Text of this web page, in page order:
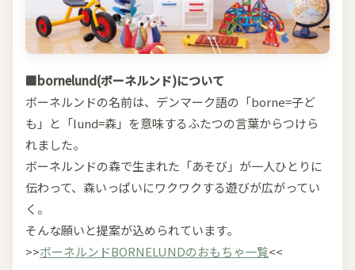
■bornelund(ボーネルンド)について
ボーネルンドの名前は、デンマーク語の「borne=子ど
も」と「lund=森」を意味するふたつの言葉からつけら
れました。
ボーネルンドの森で生まれた「あそび」が一人ひとりに
伝わって、森いっぱいにワクワクする遊びが広がってい
く。
そんな願いと提案が込められています。
>>ボーネルンドBORNELUNDのおもちゃ一覧<<